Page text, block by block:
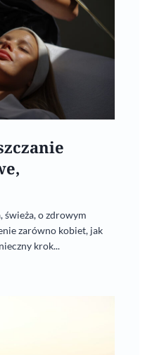
świeża, o zdrowym
zarówno kobiet, jak
krok...